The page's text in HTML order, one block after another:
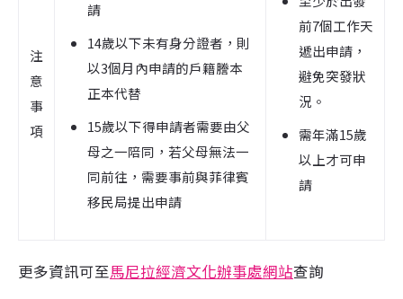
注
意
事
項
請
14歲以下未有身分證者，則
以3個月內申請的戶籍謄本
正本代替
15歲以下得申請者需要由父
母之一陪同，若父母無法一
同前往，需要事前與菲律賓
移民局提出申請
前7個工作天
遞出申請，
避免突發狀
況。
需年滿15歲
以上才可申
請
更多資訊可至馬尼拉經濟文化辦事處網站查詢